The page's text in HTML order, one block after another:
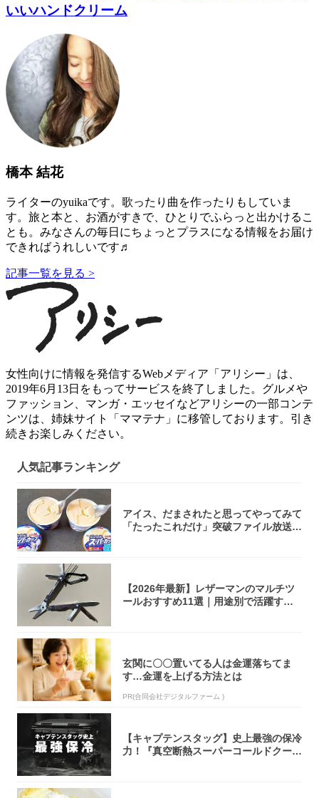
いいハンドクリーム
橋本 結花
ライターのyuikaです。歌ったり曲を作ったりもしていま
す。旅と本と、お酒がすきで、ひとりでふらっと出かけるこ
とも。みなさんの毎日にちょっとプラスになる情報をお届け
できればうれしいです♬
記事一覧を見る >
女性向けに情報を発信するWebメディア「アリシー」は、
2019年6月13日をもってサービスを終了しました。グルメや
ファッション、マンガ・エッセイなどアリシーの一部コンテ
ンツは、姉妹サイト「ママテナ」に移管しております。引き
続きお楽しみください。
人気記事ランキング
アイス、だまされたと思ってやってみて
「たったこれだけ」突破ファイル放送で
【2026年最新】レザーマンのマルチツ
ールおすすめ11選｜用途別で活躍する
玄関に〇〇置いてる人は金運落ちてま
す…金運を上げる方法とは
PR(合同会社デジタルファーム )
【キャプテンスタッグ】史上最強の保冷
力！『真空断熱スーパーコールドクーラ